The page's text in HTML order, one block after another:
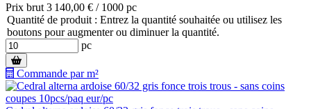
Prix brut 3 140,00 € / 1000 pc
Quantité de produit : Entrez la quantité souhaitée ou utilisez les
boutons pour augmenter ou diminuer la quantité.
pc
Commande par m²